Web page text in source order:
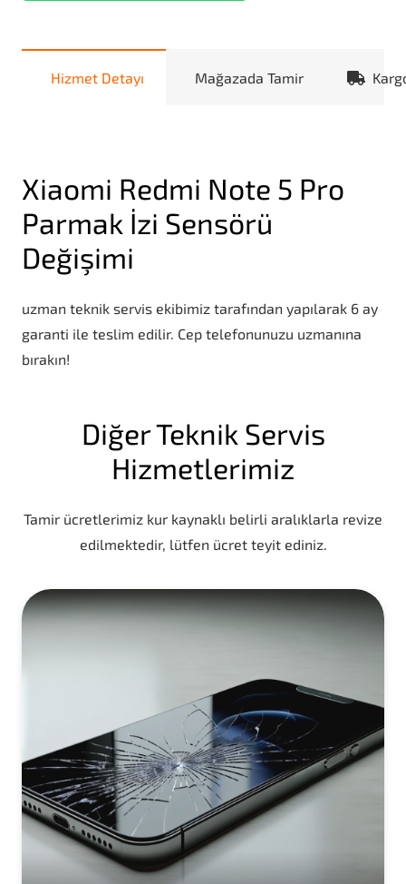
Hizmet Detayı Mağazada Tamir
Xiaomi Redmi Note 5 Pro
Parmak İzi Sensörü
Değişimi
uzman teknik servis ekibimiz tarafından yapılarak 6 ay
garanti ile teslim edilir. Cep telefonunuzu uzmanına
bırakın!
Diğer Teknik Servis
Hizmetlerimiz
Tamir ücretlerimiz kur kaynaklı belirli aralıklarla revize
edilmektedir, lütfen ücret teyit ediniz.